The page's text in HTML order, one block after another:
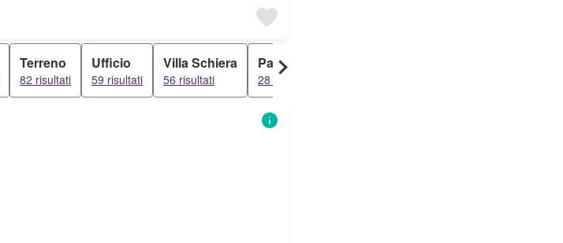
Terreno
82 risultati
Ufficio
59 risultati
Villa Schiera
56 risultati
Palazzo
28 risultati